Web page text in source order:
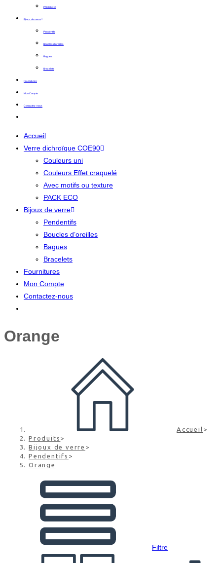
PACK ECO
Bijoux de verre
Pendentifs
Boucles d’oreilles
Bagues
Bracelets
Fournitures
Mon Compte
Contactez-nous
Accueil
Verre dichroïque COE90
Couleurs uni
Couleurs Effet craquelé
Avec motifs ou texture
PACK ECO
Bijoux de verre
Pendentifs
Boucles d’oreilles
Bagues
Bracelets
Fournitures
Mon Compte
Contactez-nous
Orange
Accueil >
Produits >
Bijoux de verre >
Pendentifs >
Orange
Filtre